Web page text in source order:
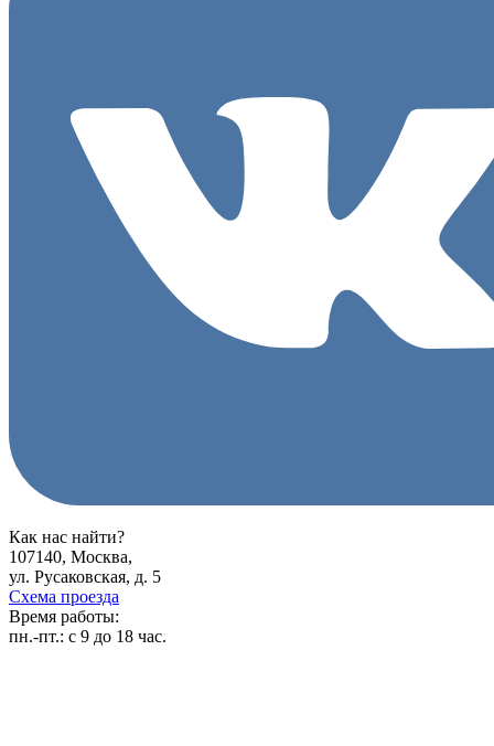
Как нас найти?
107140, Москва,
ул. Русаковская, д. 5
Схема проезда
Время работы:
пн.-пт.: с 9 до 18 час.